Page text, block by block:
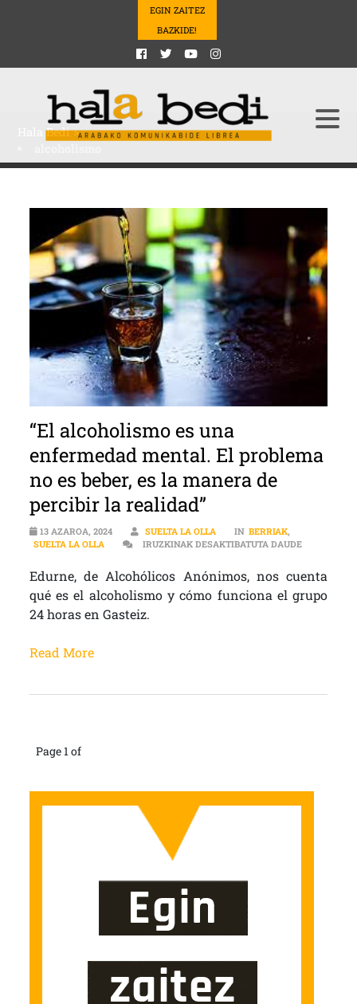
EGIN ZAITEZ
BAZKIDE!
Hala Bedi>
“El alcoholismo es una
enfermedad mental. El problema
no es beber, es la manera de
percibir la realidad”
13 AZAROA, 2024 SUELTA LA OLLA IN BERRIAK,
SUELTA LA OLLA
IRUZKINAK DESAKTIBATUTA DAUDE“EL
Edurne, de Alcohólicos Anónimos, nos cuenta
qué es el alcoholismo y cómo funciona el grupo
24 horas en Gasteiz.
Read More
Page 1 of